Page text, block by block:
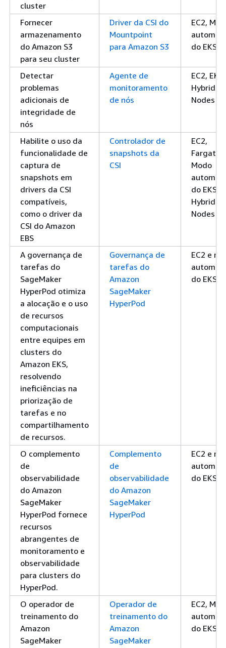
cluster
Fornecer
armazenamento
do Amazon S3
para seu cluster
Driver da CSI do
Mountpoint
para Amazon S3
EC2,
do EKS
Detectar
problemas
adicionais de
integridade de
nós
Agente de
monitoramento
de nós
EC2, EKS
Hybrid
Nodes
Habilite o uso da
funcionalidade de
captura de
snapshots em
drivers da CSI
compatíveis,
como o driver da
CSI do Amazon
EBS
Controlador de
snapshots da
CSI
EC2,
Fargate,
Modo
do EKS,
Hybrid
Nodes
A governança de
tarefas do
SageMaker
HyperPod otimiza
a alocação e o uso
de recursos
computacionais
entre equipes em
clusters do
Amazon EKS,
resolvendo
ineficiências na
priorização de
tarefas e no
compartilhamento
de recursos.
Governança de
tarefas do
Amazon
SageMaker
HyperPod
EC2 e
do EKS
O complemento
de
observabilidade
do Amazon
SageMaker
HyperPod fornece
recursos
abrangentes de
monitoramento e
observabilidade
para clusters do
HyperPod.
Complemento
de
observabilidade
do Amazon
SageMaker
HyperPod
EC2 e
do EKS
O operador de
treinamento do
Amazon
SageMaker
Operador de
treinamento do
Amazon
SageMaker
EC2,
do EKS